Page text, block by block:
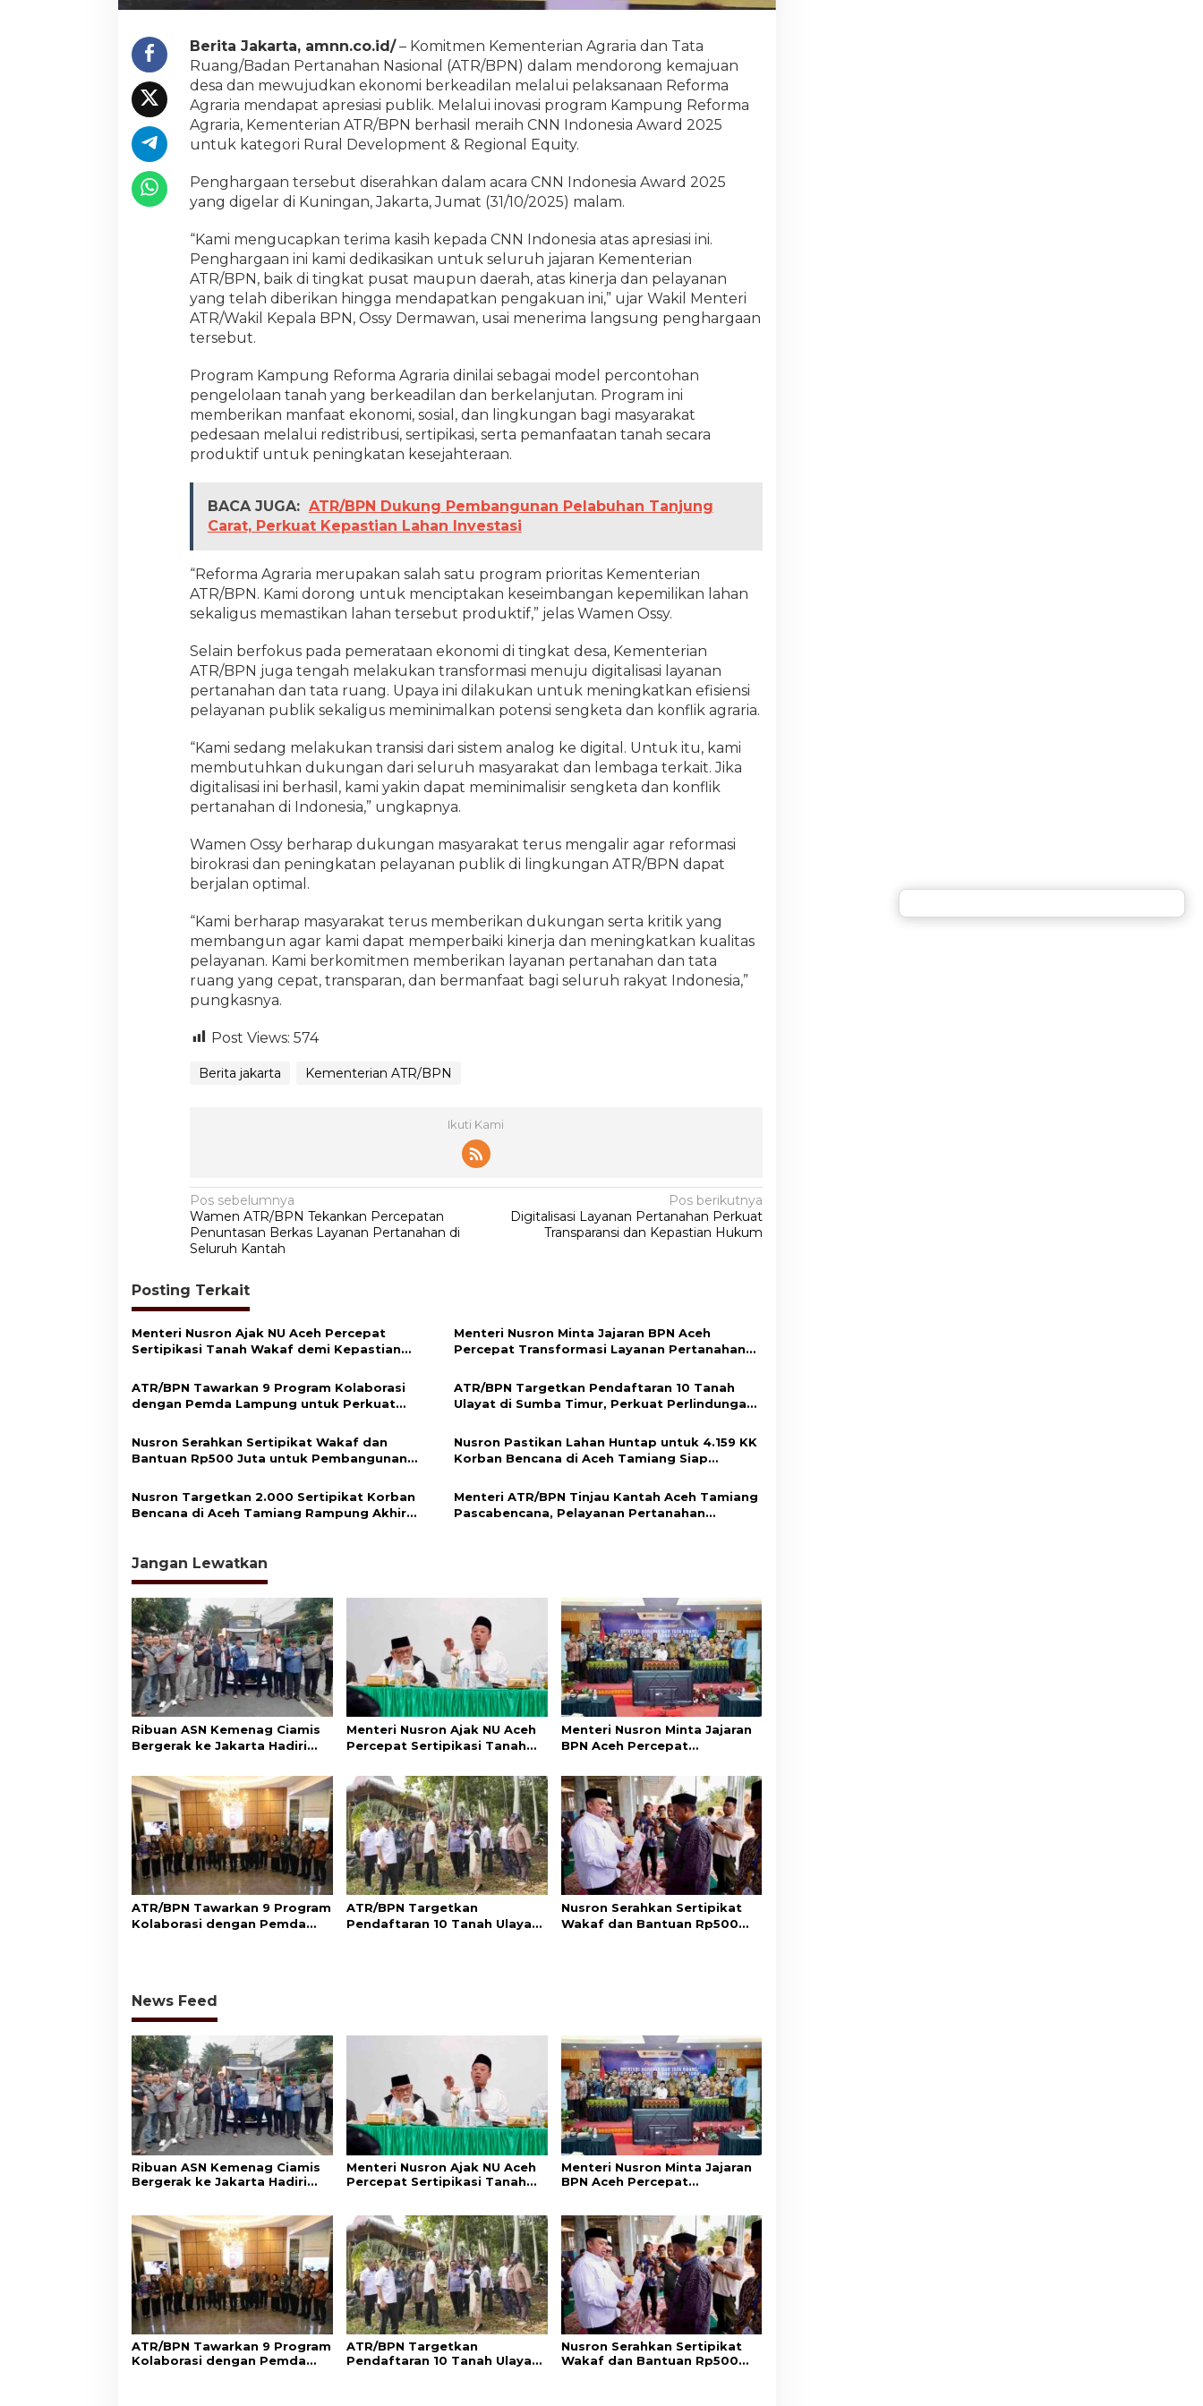
a
a
I
n
o
v
a
K
a
p
n
g
R
e
m
a
A
g
a
a
Berita Jakarta, amnn.co.id/– Komitmen Kementerian Agraria dan Tata
Ruang/Badan Pertanahan Nasional (ATR/BPN) dalam mendorong kemajuan
desa dan mewujudkan ekonomi berkeadilan melalui pelaksanaan Reforma
Agraria mendapat apresiasi publik. Melalui inovasi program Kampung Reforma
Agraria, Kementerian ATR/BPN berhasil meraih CNN Indonesia Award 2025
untuk kategori Rural Development & Regional Equity.
Penghargaan tersebut diserahkan dalam acara CNN Indonesia Award 2025
yang digelar di Kuningan, Jakarta, Jumat (31/10/2025) malam.
“Kami mengucapkan terima kasih kepada CNN Indonesia atas apresiasi ini.
Penghargaan ini kami dedikasikan untuk seluruh jajaran Kementerian
ATR/BPN, baik di tingkat pusat maupun daerah, atas kinerja dan pelayanan
yang telah diberikan hingga mendapatkan pengakuan ini,” ujar Wakil Menteri
ATR/Wakil Kepala BPN, Ossy Dermawan, usai menerima langsung penghargaan
tersebut.
Program Kampung Reforma Agraria dinilai sebagai model percontohan
pengelolaan tanah yang berkeadilan dan berkelanjutan. Program ini
memberikan manfaat ekonomi, sosial, dan lingkungan bagi masyarakat
pedesaan melalui redistribusi, sertipikasi, serta pemanfaatan tanah secara
produktif untuk peningkatan kesejahteraan.
BACA JUGA: ATR/BPN Dukung Pembangunan Pelabuhan Tanjung
Carat, Perkuat Kepastian Lahan Investasi
“Reforma Agraria merupakan salah satu program prioritas Kementerian
ATR/BPN. Kami dorong untuk menciptakan keseimbangan kepemilikan lahan
sekaligus memastikan lahan tersebut produktif,” jelas Wamen Ossy.
Selain berfokus pada pemerataan ekonomi di tingkat desa, Kementerian
ATR/BPN juga tengah melakukan transformasi menuju digitalisasi layanan
pertanahan dan tata ruang. Upaya ini dilakukan untuk meningkatkan efisiensi
pelayanan publik sekaligus meminimalkan potensi sengketa dan konflik agraria.
“Kami sedang melakukan transisi dari sistem analog ke digital. Untuk itu, kami
membutuhkan dukungan dari seluruh masyarakat dan lembaga terkait. Jika
digitalisasi ini berhasil, kami yakin dapat meminimalisir sengketa dan konflik
pertanahan di Indonesia,” ungkapnya.
Wamen Ossy berharap dukungan masyarakat terus mengalir agar reformasi
birokrasi dan peningkatan pelayanan publik di lingkungan ATR/BPN dapat
berjalan optimal.
“Kami berharap masyarakat terus memberikan dukungan serta kritik yang
membangun agar kami dapat memperbaiki kinerja dan meningkatkan kualitas
pelayanan. Kami berkomitmen memberikan layanan pertanahan dan tata
ruang yang cepat, transparan, dan bermanfaat bagi seluruh rakyat Indonesia,”
pungkasnya.
Post Views: 574
Berita jakarta Kementerian ATR/BPN
Ikuti Kami
N
a
v
i
g
a
s
i
p
s
Pos sebelumnya
Wamen ATR/BPN Tekankan Percepatan
Penuntasan Berkas Layanan Pertanahan di
Seluruh Kantah
Pos berikutnya
Digitalisasi Layanan Pertanahan Perkuat
Transparansi dan Kepastian Hukum
Posting Terkait
Menteri Nusron Ajak NU Aceh Percepat
Sertipikasi Tanah Wakaf demi Kepastian
Menteri Nusron Minta Jajaran BPN Aceh
Percepat Transformasi Layanan Pertanahan
ATR/BPN Tawarkan 9 Program Kolaborasi
dengan Pemda Lampung untuk Perkuat
ATR/BPN Targetkan Pendaftaran 10 Tanah
Ulayat di Sumba Timur, Perkuat Perlindungan
Nusron Serahkan Sertipikat Wakaf dan
Bantuan Rp500 Juta untuk Pembangunan
Nusron Pastikan Lahan Huntap untuk 4.159 KK
Korban Bencana di Aceh Tamiang Siap
Nusron Targetkan 2.000 Sertipikat Korban
Bencana di Aceh Tamiang Rampung Akhir
Menteri ATR/BPN Tinjau Kantah Aceh Tamiang
Pascabencana, Pelayanan Pertanahan
Jangan Lewatkan
Ribuan ASN Kemenag Ciamis
Bergerak ke Jakarta Hadiri
Menteri Nusron Ajak NU Aceh
Percepat Sertipikasi Tanah
Aset Umat
Menteri Nusron Minta Jajaran
BPN Aceh Percepat
Pertanahan Berbasis
Kepuasan Masyarakat
ATR/BPN Tawarkan 9 Program
Kolaborasi dengan Pemda
ATR/BPN Targetkan
Pendaftaran 10 Tanah Ulayat
Nusron Serahkan Sertipikat
Wakaf dan Bantuan Rp500
News Feed
Ribuan ASN Kemenag Ciamis
Bergerak ke Jakarta Hadiri
Menteri Nusron Ajak NU Aceh
Percepat Sertipikasi Tanah
Menteri Nusron Minta Jajaran
BPN Aceh Percepat
Kepuasan Masyarakat
ATR/BPN Tawarkan 9 Program
Kolaborasi dengan Pemda
ATR/BPN Targetkan
Pendaftaran 10 Tanah Ulayat
Nusron Serahkan Sertipikat
Wakaf dan Bantuan Rp500